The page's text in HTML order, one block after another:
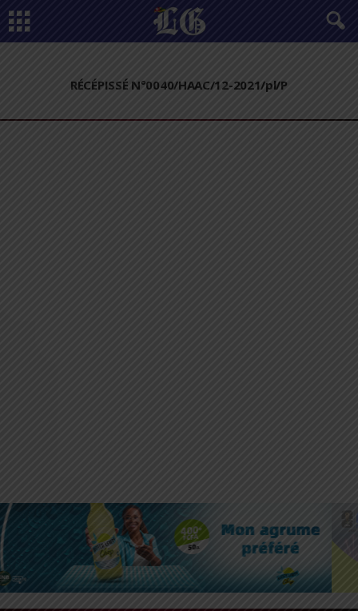
RÉCÉPISSÉ N°0040/HAAC/12-2021/pl/P